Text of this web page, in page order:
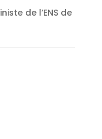
de l’ENS de